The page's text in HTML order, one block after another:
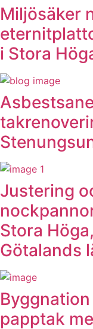
Miljösäker
i Stora
Justering
Stora
Götalands
papptak